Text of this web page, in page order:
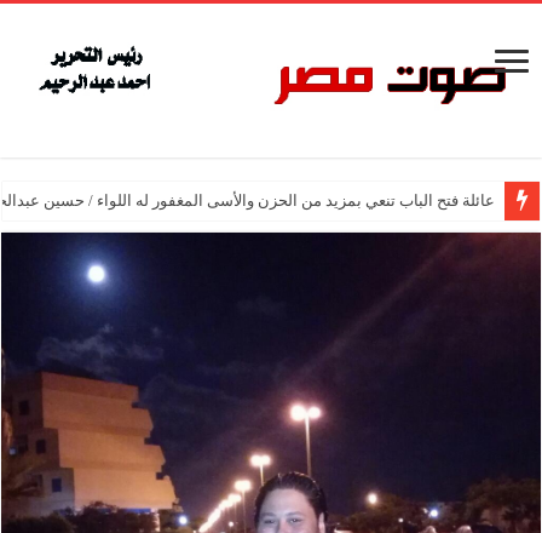
عائلة فتح الباب تنعي بمزيد من الحزن والأسى المغفور له اللواء / حسين